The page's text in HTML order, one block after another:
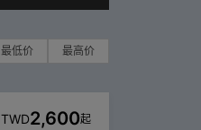
最低价 最高价
TWD2,600起